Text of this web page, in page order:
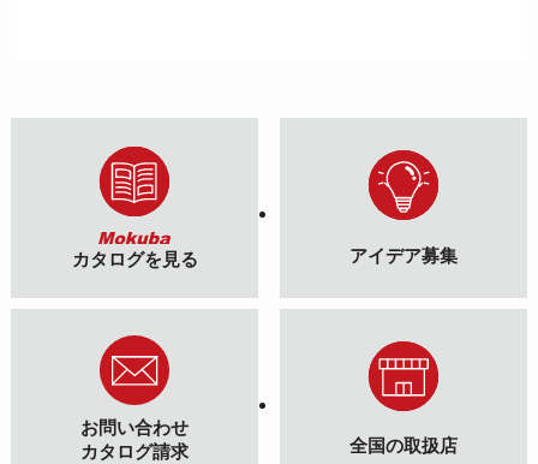
カタログを見る アイデア募集
お問い合わせ
カタログ請求
全国の取扱店